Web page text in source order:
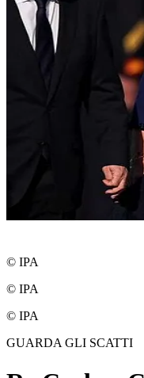
© IPA
© IPA
© IPA
GUARDA GLI SCATTI